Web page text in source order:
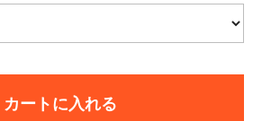
カートに入れる